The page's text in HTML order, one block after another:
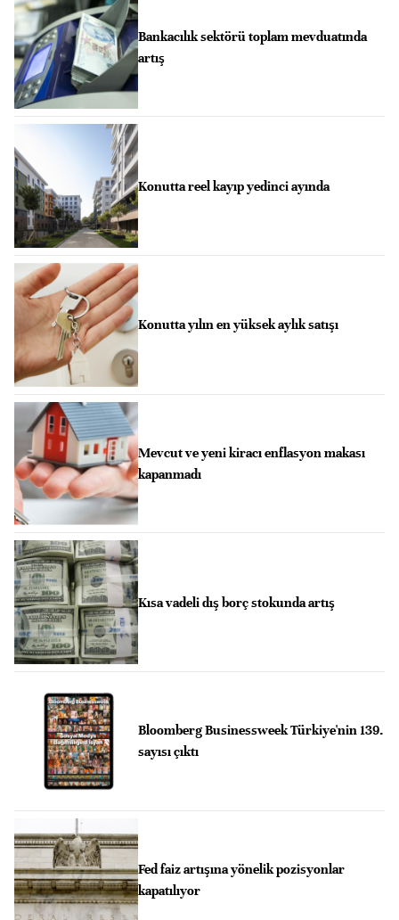
Bankacılık sektörü toplam mevduatında
artış
Konutta reel kayıp yedinci ayında
Konutta yılın en yüksek aylık satışı
Mevcut ve yeni kiracı enflasyon makası
kapanmadı
Kısa vadeli dış borç stokunda artış
Bloomberg Businessweek Türkiye'nin 139.
sayısı çıktı
Fed faiz artışına yönelik pozisyonlar
kapatılıyor